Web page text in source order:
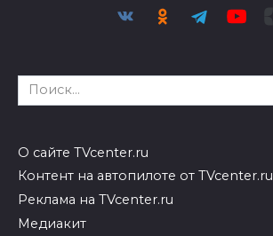
Search
for:
О сайте TVcenter.ru
Контент на автопилоте от TVcenter.ru
Реклама на TVcenter.ru
Медиакит